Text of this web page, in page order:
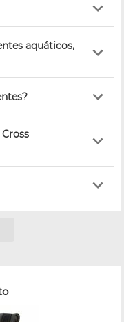
aquáticos,